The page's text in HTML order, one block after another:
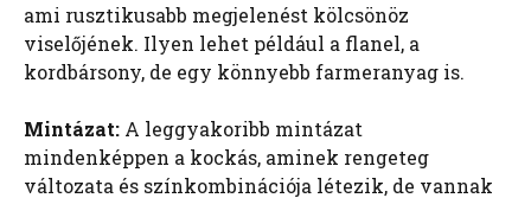
ami rusztikusabb megjelenést kölcsönöz
viselőjének. Ilyen lehet például a flanel, a
kordbársony, de egy könnyebb farmeranyag is.
Mintázat: A leggyakoribb mintázat
mindenképpen a kockás, aminek rengeteg
változata és színkombinációja létezik, de vannak